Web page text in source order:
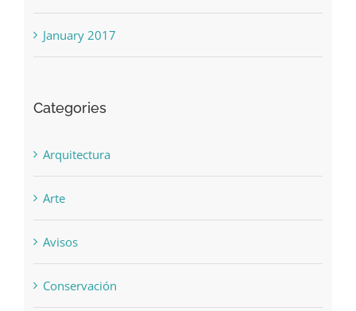
January 2017
Categories
Arquitectura
Arte
Avisos
Conservación